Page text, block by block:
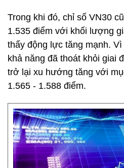
Trong khi đó, chỉ số VN30
1.535 điểm với khối lượng
thấy động lực tăng mạnh.
khả năng đã thoát khỏi giai
trở lại xu hướng tăng với
1.565 - 1.588 điểm.